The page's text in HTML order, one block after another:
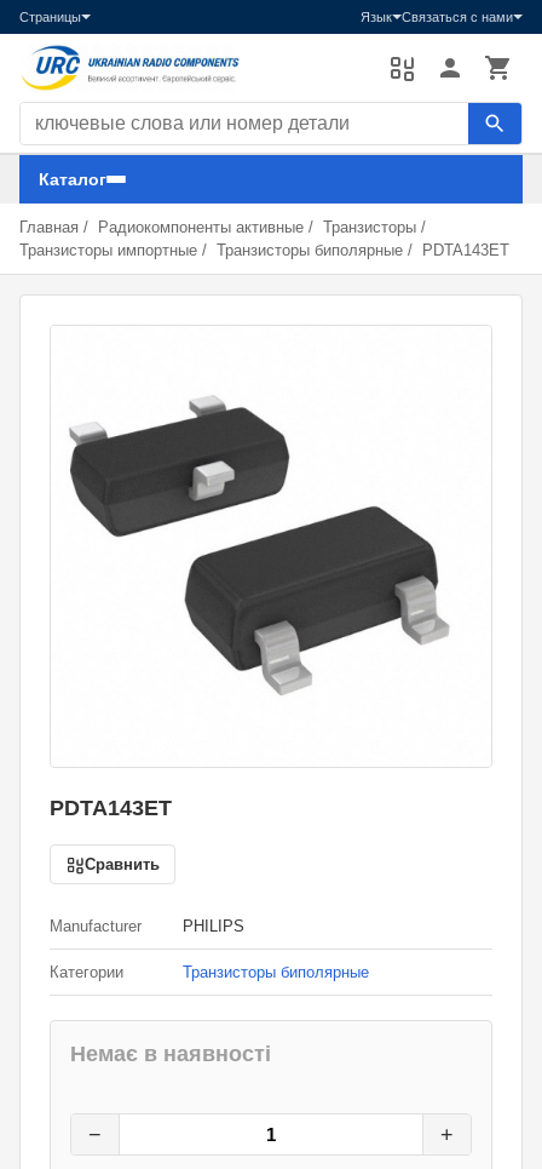
Страницы Язык Связаться с нами
Каталог
Главная / Радиокомпоненты активные / Транзисторы /
Транзисторы импортные / Транзисторы биполярные / PDTA143ET
PDTA143ET
Сравнить
Manufacturer PHILIPS
Категории Транзисторы биполярные
Немає в наявності
− +